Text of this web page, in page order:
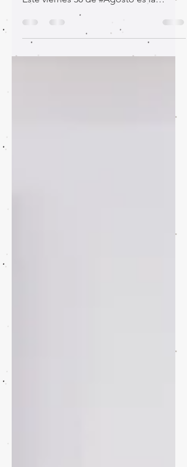
vida :D Link del artículo original aquí
Este viernes 30 de #Agosto es la
segunda #Luna #Nueva...